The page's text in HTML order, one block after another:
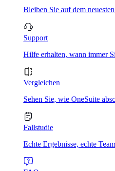
Bleiben Sie auf dem
Support
Hilfe erhalten, wann immer
Vergleichen
Sehen Sie, wie OneSuite
Fallstudie
Echte Ergebnisse, echte